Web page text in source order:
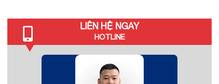
LIÊN HỆ NGAY
HOTLINE